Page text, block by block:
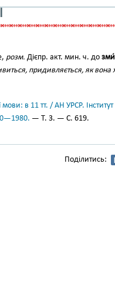
розм. Дієпр. акт. мин. ч. до
придивляється, як
мови: в 11 тт. / АН УРСР.
— Т. 3. — С. 619.
Поділитись: